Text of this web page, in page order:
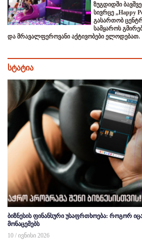
ზუგდიდში
სივრცე „Happy
გასართობ
სამყაროს
და მრავალფეროვანი აქტივობები ელოდებათ.
სტატია
ბიზნესის ფინანსური უსაფრთხოება: როგორ
მონაცემებს
10 / ივნისი 2026